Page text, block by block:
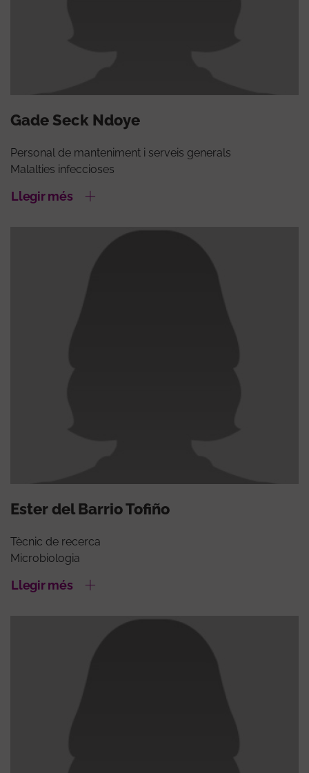
Gade Seck Ndoye
Personal de manteniment i serveis generals
Malalties infeccioses
Llegir més
Ester del Barrio Tofiño
Tècnic de recerca
Microbiologia
Llegir més